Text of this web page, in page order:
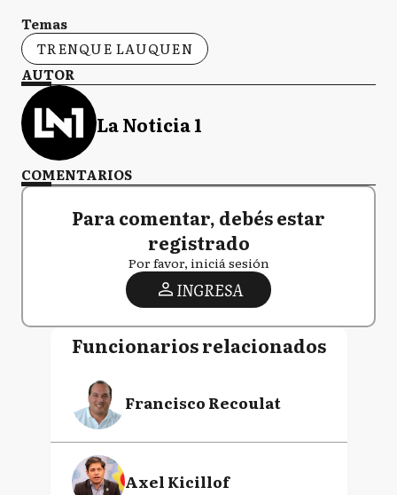
Temas
TRENQUE LAUQUEN
AUTOR
La Noticia 1
COMENTARIOS
Para comentar, debés estar
registrado
Por favor, iniciá sesión
INGRESA
Funcionarios relacionados
Francisco Recoulat
Axel Kicillof